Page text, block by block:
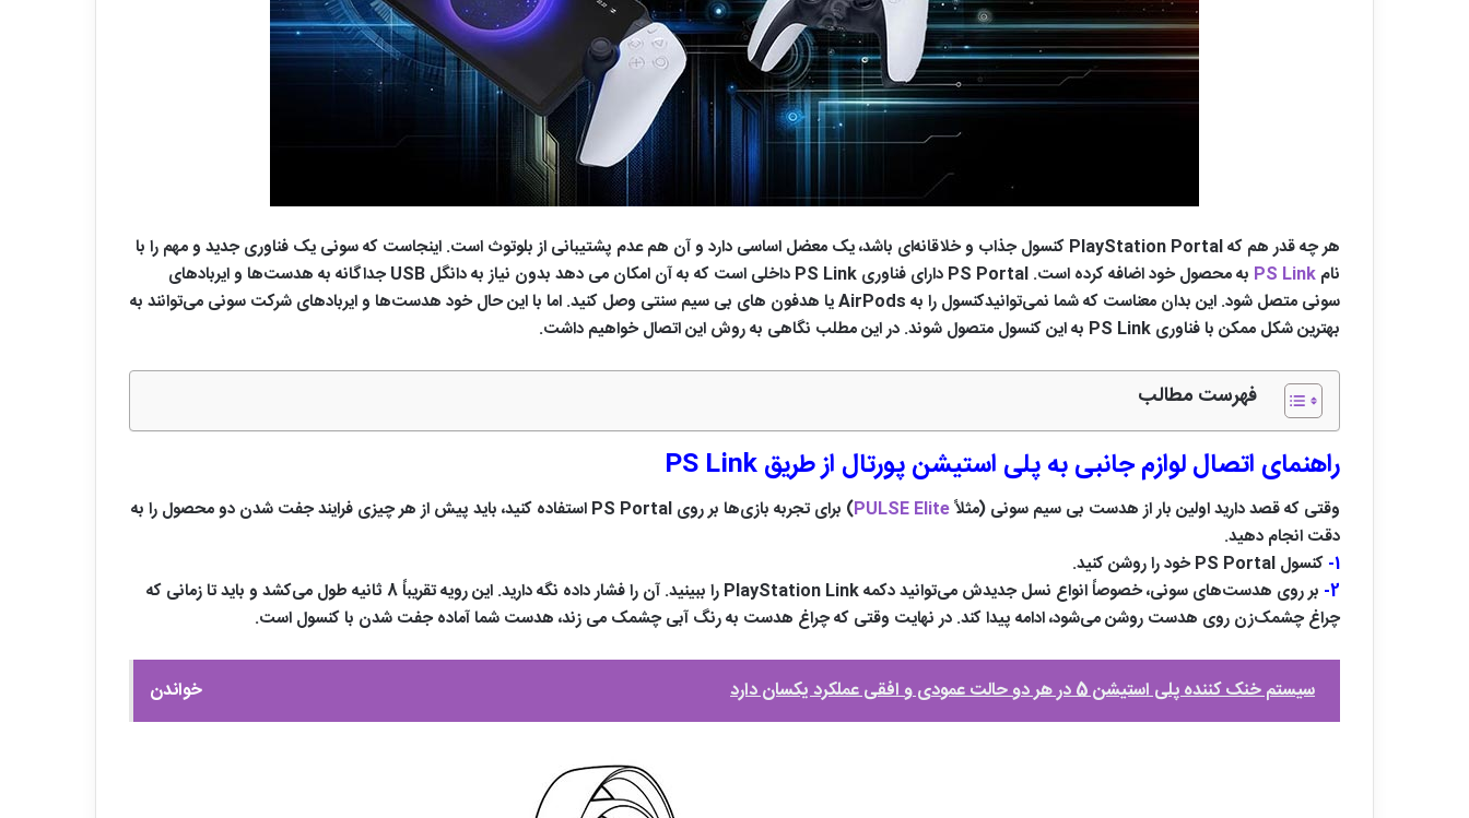
هر چه قدر هم که PlayStation Portal کنسول جذاب و خلاقانه‌ای باشد، یک معضل اساسی دارد و آن هم عدم پشتیبانی از بلوتوث است. اینجاست که سونی یک فناوری جدید و مهم را با
نام PS Link
به محصول خود اضافه کرده است. PS Portal دارای فناوری PS Link داخلی است که به آن امکان می دهد بدون نیاز به دانگل USB جداگانه به هدست‌ها و ایربادهای
سونی متصل شود. این بدان معناست که شما نمی‌توانیدکنسول را به AirPods یا هدفون های بی سیم سنتی وصل کنید. اما با این حال خود هدست‌ها و ایربادهای شرکت سونی می‌توانند به
بهترین شکل ممکن با فناوری PS Link به این کنسول متصول شوند. در این مطلب نگاهی به روش این اتصال خواهیم داشت.
فهرست مطالب
راهنمای اتصال لوازم جانبی به پلی استیشن پورتال از طریق PS Link
وقتی که قصد دارید اولین بار از هدست بی سیم سونی (مثلاًPULSE Elite
) برای تجربه بازی‌ها بر روی PS Portal استفاده کنید، باید پیش از هر چیزی فرایند جفت شدن دو محصول را به
دقت انجام دهید.
1- کنسول PS Portal خود را روشن کنید.
2-
بر روی هدست‌های سونی، خصوصاً انواع نسل جدیدش می‌توانید دکمه PlayStation Link را ببینید. آن را فشار داده نگه دارید. این رویه تقریباً 8 ثانیه طول می‌کشد و باید تا زمانی که
چراغ چشمک‌زن روی هدست روشن می‌شود، ادامه پیدا کند. در نهایت وقتی که چراغ هدست به رنگ آبی چشمک می زند، هدست شما آماده جفت شدن با کنسول است.
خواندن سیستم خنک کننده پلی استیشن 5 در هر دو حالت عمودی و افقی عملکرد یکسان دارد